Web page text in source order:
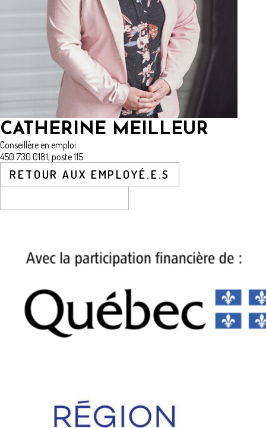
CATHERINE MEILLEUR
Conseillère en emploi
450 730.0181, poste 115
RETOUR AUX EMPLOYÉ.E.S